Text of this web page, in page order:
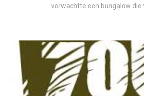
verwachtte een bungalow die